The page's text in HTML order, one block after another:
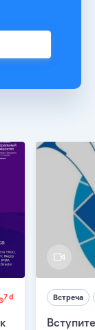
7 d Встреча